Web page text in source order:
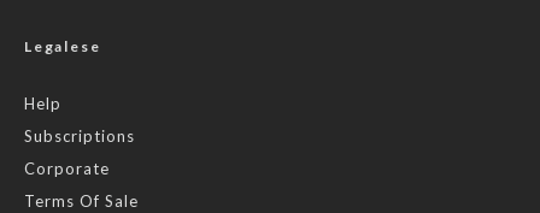
Legalese
Help
Subscriptions
Corporate
Terms Of Sale